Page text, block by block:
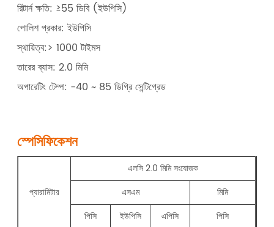
রিটার্ন ক্ষতি: ≥55 ডিবি (ইউপিসি)
পোলিশ প্রকার: ইউপিসি
স্থায়িত্ব:> 1000 টাইমস
তারের ব্যাস: 2.0 মিমি
অপারেটিং টেম্প: -40 ~ 85 ডিগ্রি সেন্টিগ্রেড
স্পেসিফিকেশন
প্যারামিটার
এলসি 2.0 মিমি সংযোজক
এসএম
মিমি
পিসি
ইউপিসি এপিসি পিসি